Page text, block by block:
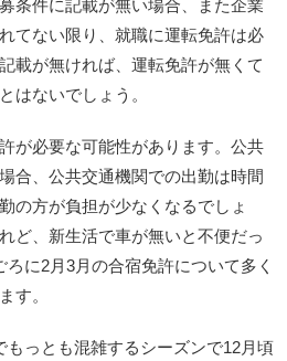
条件に記載が無い場合、また企業
てない限り、就職に運転免許は必
載が無ければ、運転免許が無くて
はないでしょう。
が必要な可能性があります。公共
合、公共交通機関での出勤は時間
の方が負担が少なくなるでしょ
ど、新生活で車が無いと不便だっ
に2月3月の合宿免許について多く
す。
もっとも混雑するシーズンで12月頃